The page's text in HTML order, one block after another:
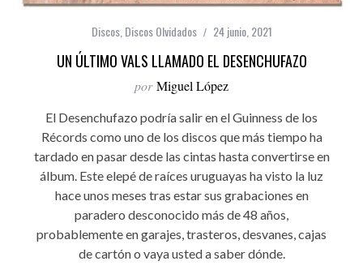
Discos, Discos Olvidados 24 junio, 2021
UN ÚLTIMO VALS LLAMADO EL DESENCHUFAZO
por Miguel López
El Desenchufazo podría salir en el Guinness de los
Récords como uno de los discos que más tiempo ha
tardado en pasar desde las cintas hasta convertirse en
álbum. Este elepé de raíces uruguayas ha visto la luz
hace unos meses tras estar sus grabaciones en
paradero desconocido más de 48 años,
probablemente en garajes, trasteros, desvanes, cajas
de cartón o vaya usted a saber dónde.